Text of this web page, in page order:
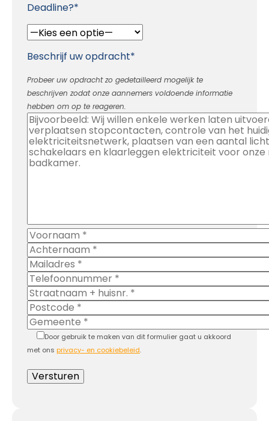
Deadline?*
Beschrijf uw opdracht*
Probeer uw opdracht zo gedetailleerd mogelijk te
beschrijven zodat onze aannemers voldoende informatie
hebben om op te reageren.
Door gebruik te maken van dit formulier gaat u akkoord
met ons privacy- en cookiebeleid.